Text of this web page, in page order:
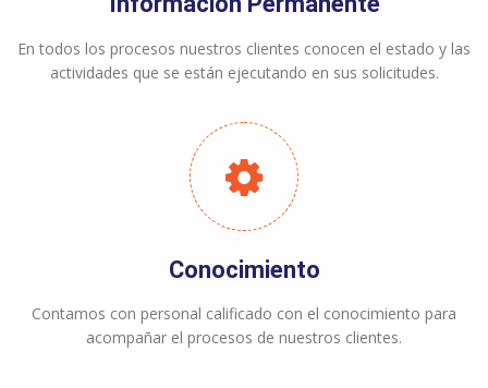
En todos los procesos nuestros clientes conocen el estado y las
actividades que se están ejecutando en sus solicitudes.
Conocimiento
Contamos con personal calificado con el conocimiento para
acompañar el procesos de nuestros clientes.